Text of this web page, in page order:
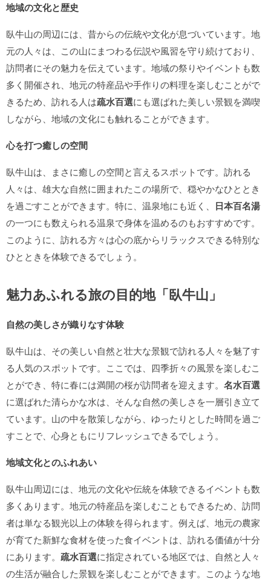
地域の文化と歴史
臥牛山の周辺には、昔からの伝統や文化が息づいています。地
元の人々は、この山にまつわる伝説や風習を守り続けており、
訪問者にその魅力を伝えています。地域の祭りやイベントも数
多く開催され、地元の特産品や手作りの料理を楽しむことがで
きるため、訪れる人は疏水百選にも選ばれた美しい景観を満喫
しながら、地域の文化にも触れることができます。
心を打つ癒しの空間
臥牛山は、まさに癒しの空間と言えるスポットです。訪れる
人々は、雄大な自然に囲まれたこの場所で、穏やかなひととき
を過ごすことができます。特に、温泉地にも近く、 日本百名湯
の一つにも数えられる温泉で身体を温めるのもおすすめです。
このように、訪れる方々は心の底からリラックスできる特別な
ひとときを体験できるでしょう。
魅力あふれる旅の目的地「臥牛山」
自然の美しさが織りなす体験
臥牛山は、その美しい自然と壮大な景観で訪れる人々を魅了す
る人気のスポットです。ここでは、四季折々の風景を楽しむこ
とができ、特に春には満開の桜が訪問者を迎えます。 名水百選
に選ばれた清らかな水は、そんな自然の美しさを一層引き立て
ています。山の中を散策しながら、ゆったりとした時間を過ご
すことで、心身ともにリフレッシュできるでしょう。
地域文化とのふれあい
臥牛山周辺には、地元の文化や伝統を体験できるイベントも数
多くあります。地元の特産品を楽しむこともできるため、訪問
者は単なる観光以上の体験を得られます。例えば、地元の農家
が育てた新鮮な食材を使った食イベントは、訪れる価値が十分
にあります。 疏水百選に指定されている地区では、自然と人々
の生活が融合した景観を楽しむことができます。このような地